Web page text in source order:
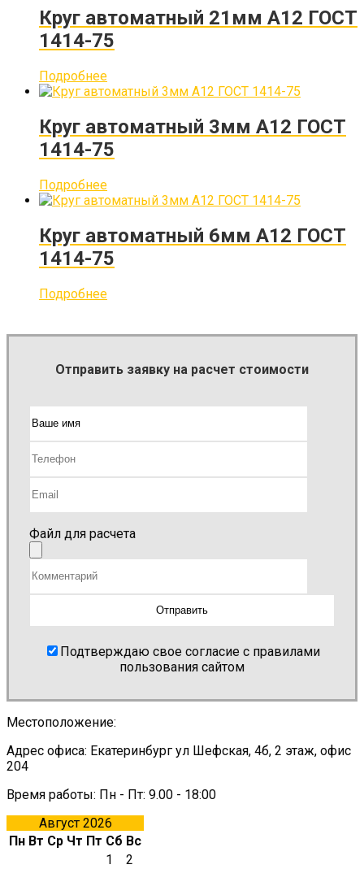
Круг автоматный 21мм А12 ГОСТ
1414-75
Подробнее
Круг автоматный 3мм А12 ГОСТ
1414-75
Подробнее
Круг автоматный 6мм А12 ГОСТ
1414-75
Подробнее
Отправить заявку на расчет стоимости
Файл для расчета
Подтверждаю свое согласие с правилами
пользования сайтом
Местоположение:
Адрес офиса: Екатеринбург ул Шефская, 4б, 2 этаж, офис
204
Время работы: Пн - Пт: 9.00 - 18:00
Август 2026
Пн Вт Ср Чт Пт Сб Вс
1
2